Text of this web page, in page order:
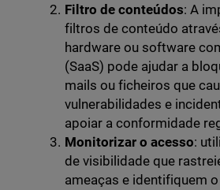
Filtro de conteúdos: A
filtros de conteúdo
hardware ou software
(SaaS) pode ajudar a
mails ou ficheiros que
vulnerabilidades e
apoiar a conformidade
Monitorizar o acesso:
de visibilidade que
ameaças e identifiquem